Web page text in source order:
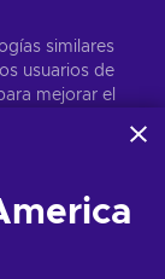
Suscribirse
el apartadoAviso
similares
usuarios de
mejorar el
los
para
Puedes